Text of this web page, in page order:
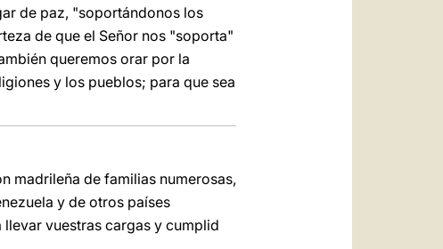
de paz, "soportándonos los
de que el Señor nos "soporta"
queremos orar por la
y los pueblos; para que sea
madrileña de familias numerosas,
y de otros países
vuestras cargas y cumplid